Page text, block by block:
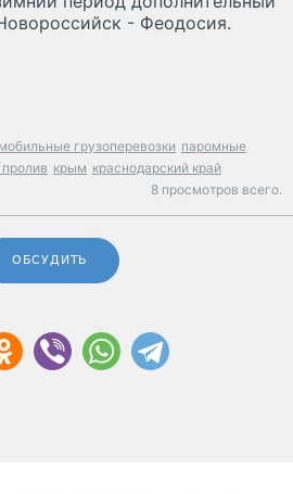
- Феодосия.
грузоперевозки паромные
крым краснодарский край
8 просмотров всего.
ОБСУДИТЬ